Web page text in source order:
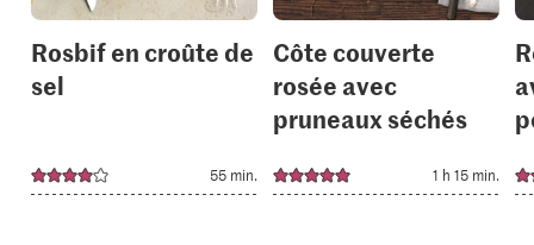
Rosbif en croûte de
sel
55 min.
Côte couverte
rosée avec
pruneaux séchés
1 h 15 min.